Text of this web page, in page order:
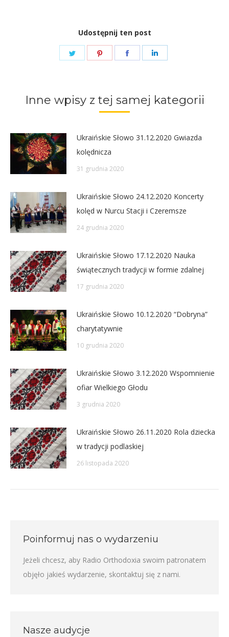
Udostępnij ten post
Share
Share
Share
Inne wpisy z tej samej kategorii
Ukraińskie Słowo 31.12.2020 Gwiazda
kolędnicza
31 grudnia 2020
Ukraińskie Słowo 24.12.2020 Koncerty
kolęd w Nurcu Stacji i Czeremsze
24 grudnia 2020
Ukraińskie Słowo 17.12.2020 Nauka
świątecznych tradycji w formie zdalnej
17 grudnia 2020
Ukraińskie Słowo 10.12.2020 “Dobryna”
charytatywnie
10 grudnia 2020
Ukraińskie Słowo 3.12.2020 Wspomnienie
ofiar Wielkiego Głodu
3 grudnia 2020
Ukraińskie Słowo 26.11.2020 Rola dziecka
w tradycji podlaskiej
26 listopada 2020
Poinformuj nas o wydarzeniu
Jeżeli chcesz, aby Radio Orthodoxia swoim patronatem
objęło jakieś wydarzenie, skontaktuj się z nami.
Nasze audycje